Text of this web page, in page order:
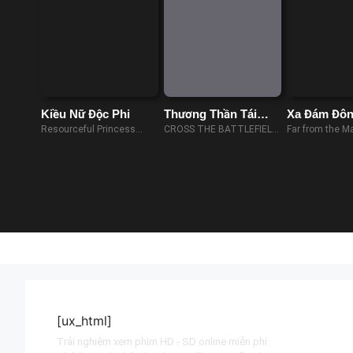
Kiều Nữ Độc Phi
Resourceful Princess
Thương Thần Tái
Khởi
CROSS THE BATTLEFIELD
Xa Đám
Loạn
Far from the